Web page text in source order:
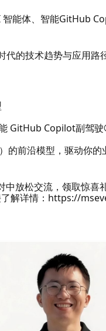
智能体、智能GitHub
的技术趋势与应用路径
GitHub Copilot副驾
的前沿模型，驱动你
放松交流，领取惊
解详情：https://